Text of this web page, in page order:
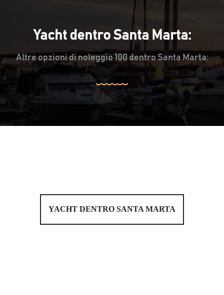
Yacht dentro Santa Marta:
Altre opzioni di noleggio 100 dentro Santa Marta:
YACHT DENTRO SANTA MARTA